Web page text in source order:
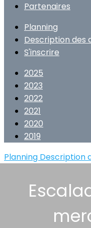
Partenaires
Planning
Description des
S'inscrire
2025
2023
2022
2021
2020
2019
Planning Description